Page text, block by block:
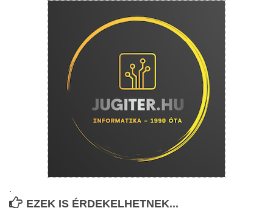
.
EZEK IS ÉRDEKELHETNEK...